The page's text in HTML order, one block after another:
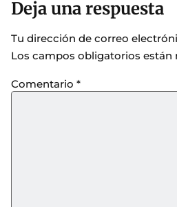
Deja una respuesta
Tu dirección de correo
Los campos obligatorios están
Comentario *